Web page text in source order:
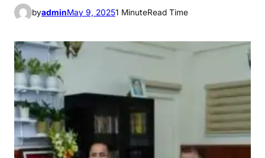
byadminMay 9, 20251 MinuteRead Time